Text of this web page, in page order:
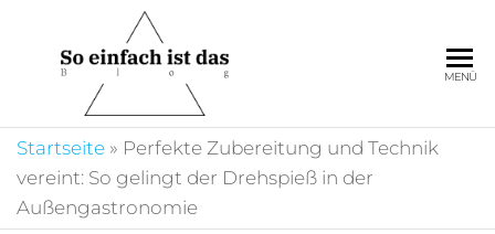
springen
ist das
sich zu informieren
und die
unterschiedlichsten
MENÜ
Startseite » Perfekte Zubereitung und Technik
vereint: So gelingt der Drehspieß in der
Außengastronomie